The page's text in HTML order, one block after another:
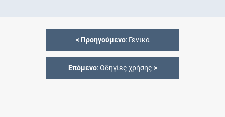
< Προηγούμενο: Γενικά
Επόμενο: Οδηγίες χρήσης >